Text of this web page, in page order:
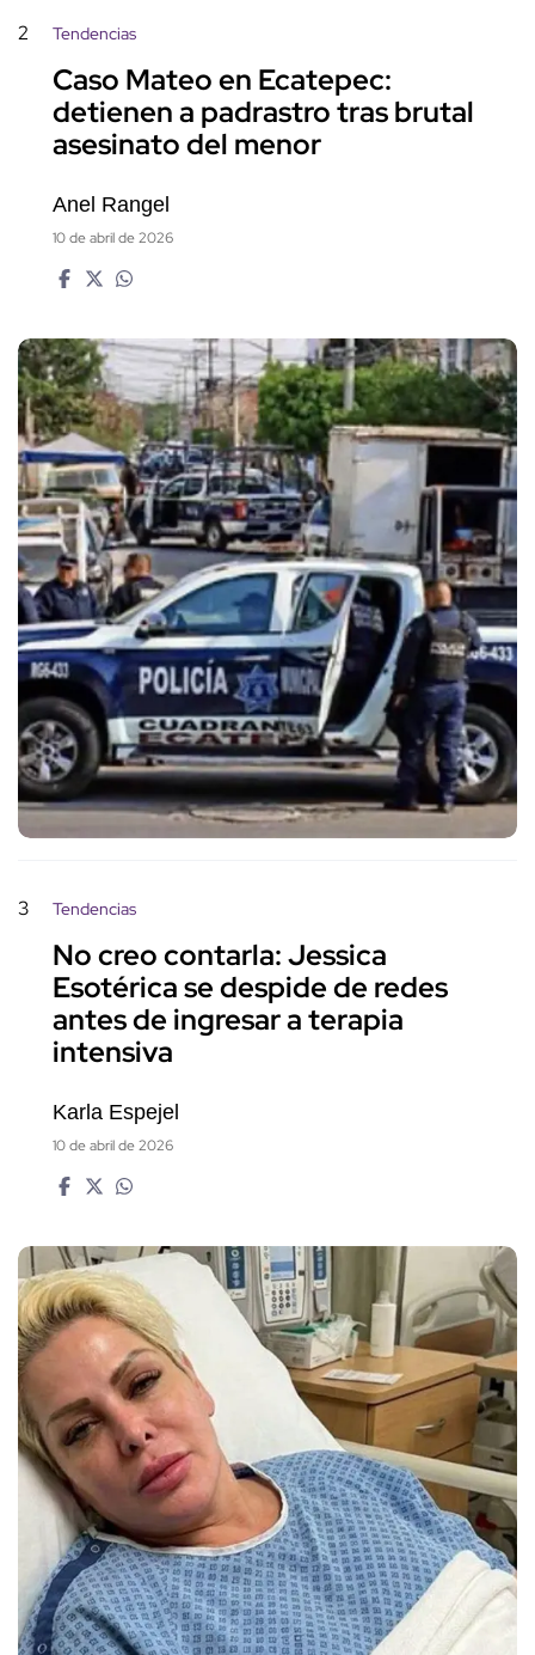
2 Tendencias
Caso Mateo en Ecatepec:
detienen a padrastro tras brutal
asesinato del menor
Anel Rangel
10 de abril de 2026
3 Tendencias
No creo contarla: Jessica
Esotérica se despide de redes
antes de ingresar a terapia
intensiva
Karla Espejel
10 de abril de 2026